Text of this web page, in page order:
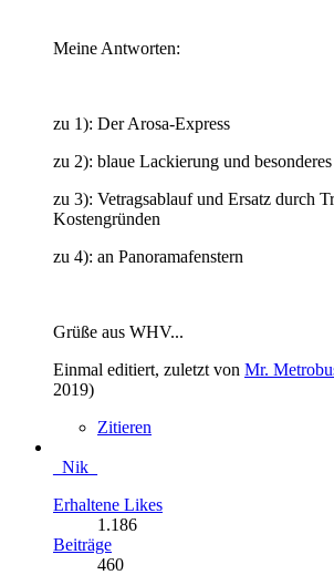
Meine Antworten:
zu 1): Der Arosa-Express
zu 2): blaue Lackierung und
zu 3): Vetragsablauf und Ersatz durch
Kostengründen
zu 4): an Panoramafenstern
Grüße aus WHV...
Einmal editiert, zuletzt von Mr.
2019)
Zitieren
_Nik_
Erhaltene Likes
1.186
Beiträge
460